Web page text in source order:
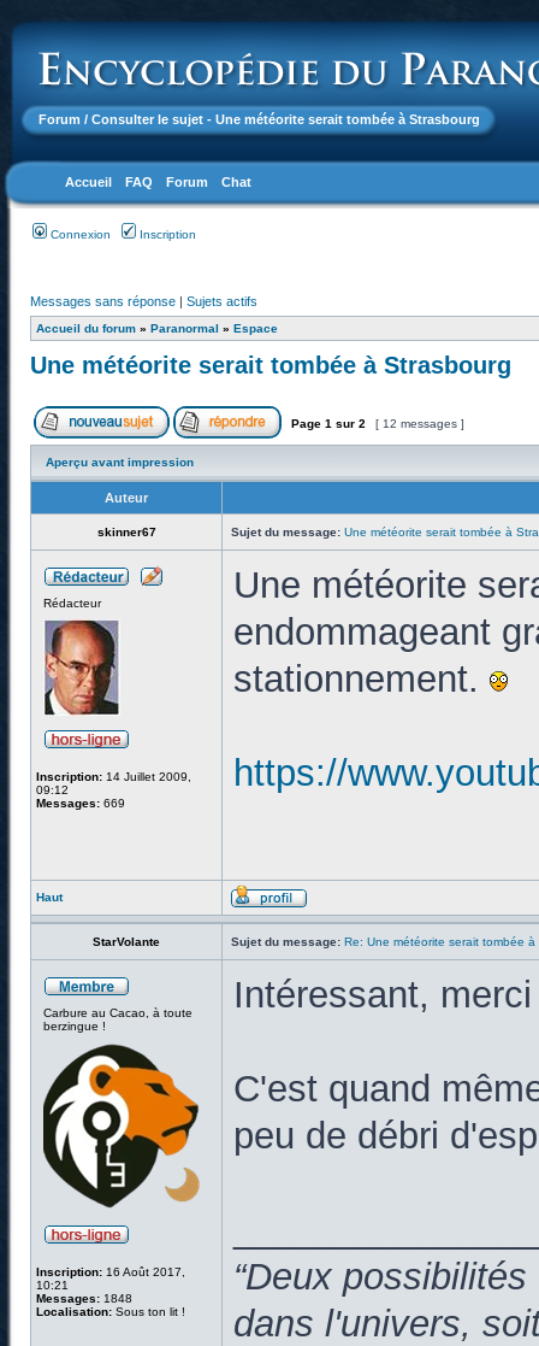
Forum / Consulter le sujet - Une météorite serait tombée à Strasbourg
Accueil FAQ Forum Chat
Connexion Inscription
Messages sans réponse | Sujets actifs
Accueil du forum » Paranormal » Espace
Une météorite serait tombée à Strasbourg
Page 1 sur 2 [ 12 messages ]
Aperçu avant impression
Auteur
skinner67 Sujet du message: Une météorite serait tombée à
Rédacteur
Inscription: 14 Juillet 2009,
09:12
Messages: 669
Une météorite
endommageant
stationnement.
https://
Haut
StarVolante Sujet du message: Re: Une météorite serait tombée à
Carbure au Cacao, à toute
berzingue !
Inscription: 16 Août 2017,
10:21
Messages: 1848
Localisation: Sous ton lit !
Intéressant,
C'est quand
peu de débri
“Deux
dans l'univers,